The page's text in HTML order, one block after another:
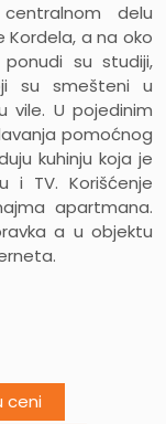
delu
Kordela, a na oko
su studiji,
su smešteni u
vile. U pojedinim
pomoćnog
kuhinju koja je
i TV. Korišćenje
apartmana.
a u objektu
ceni